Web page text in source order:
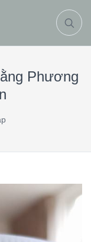
Phương